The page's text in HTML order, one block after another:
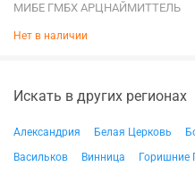
МИБЕ ГМБХ АРЦНАЙМИТТЕЛЬ
Нет в наличии
Искать в других регионах
Александрия Белая Церковь
Васильков
Винница Горишние